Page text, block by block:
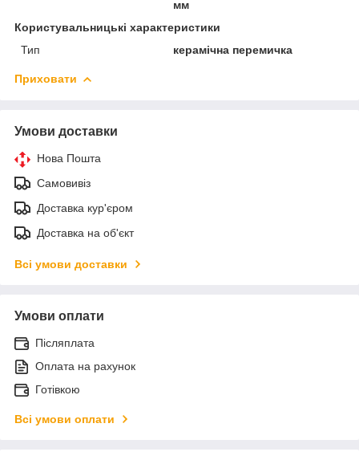
мм
Користувальницькі характеристики
Тип
керамічна перемичка
Приховати
Умови доставки
Нова Пошта
Самовивіз
Доставка кур'єром
Доставка на об'єкт
Всі умови доставки
Умови оплати
Післяплата
Оплата на рахунок
Готівкою
Всі умови оплати